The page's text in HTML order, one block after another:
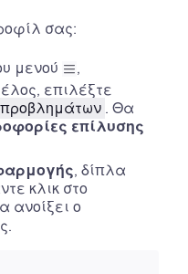
σας:
μενού
,
επιλέξτε
. Θα
επίλυσης
, δίπλα
κλικ στο
ανοίξει ο